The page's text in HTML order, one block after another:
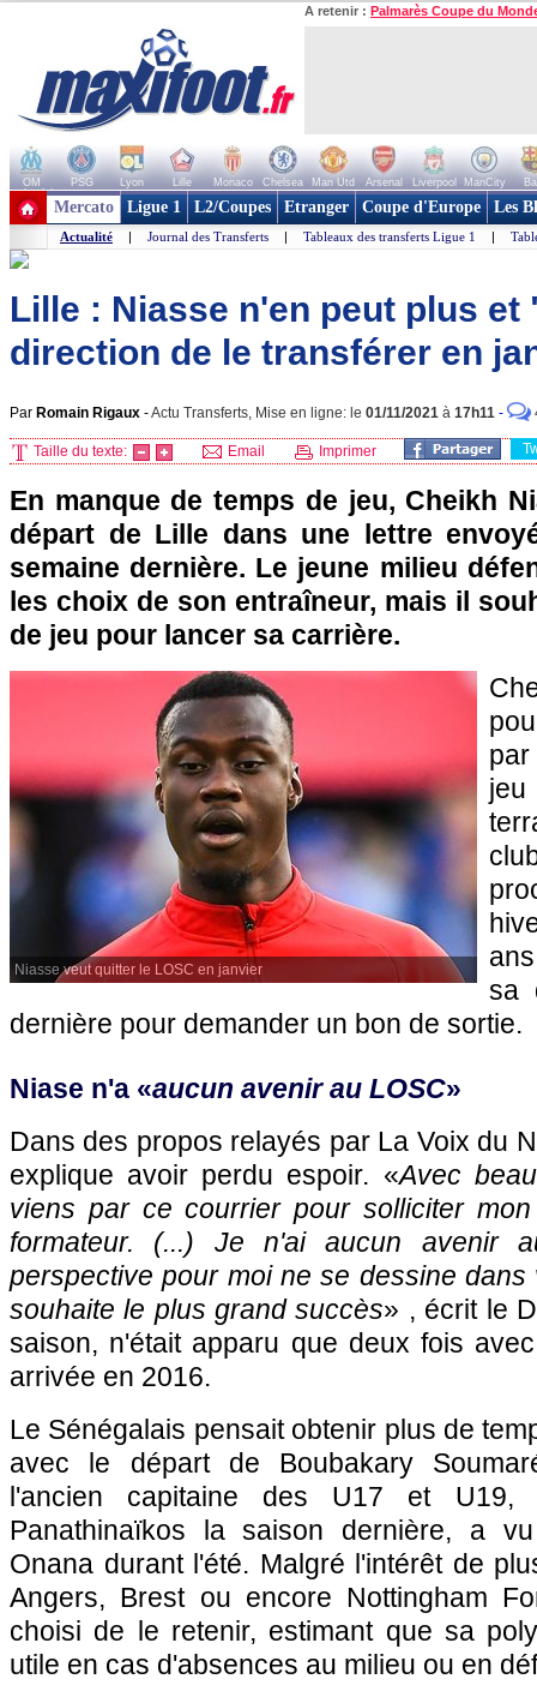
A retenir : Palmarès Coupe du
OM PSG Lyon Lille Monaco Chelsea Man Utd Arsenal Liverpool ManCity
+ de clubs
Mercato Ligue 1 L2/Coupes Etranger Coupe d'Europe Les
Actualité | Journal des Transferts | Tableaux des transferts Ligue 1 |
Lille : Niasse n'en peut plus
direction de le transférer en
Par Romain Rigaux -Actu Transferts, Mise en ligne: le 01/11/2021 à 17h11 -
Taille du texte: Email Imprimer
En manque de temps de jeu, Cheikh
départ de Lille dans une lettre
semaine dernière. Le jeune milieu
les choix de son entraîneur, mais il
de jeu pour lancer sa carrière.
Niasse veut quitter le LOSC en janvier
sa
dernière pour demander un bon de sortie.
Niase n'a «aucun avenir au LOSC»
Dans des propos relayés par La Voix du
explique avoir perdu espoir. «Avec
viens par ce courrier pour solliciter
formateur. (...) Je n'ai aucun avenir
perspective pour moi ne se dessine
souhaite le plus grand succès» , écrit le
saison, n'était apparu que deux fois
arrivée en 2016.
Le Sénégalais pensait obtenir plus de
avec le départ de Boubakary
l'ancien capitaine des U17 et
Panathinaïkos la saison dernière, a
Onana durant l'été. Malgré l'intérêt de
Angers, Brest ou encore Nottingham
choisi de le retenir, estimant que sa
utile en cas d'absences au milieu ou en